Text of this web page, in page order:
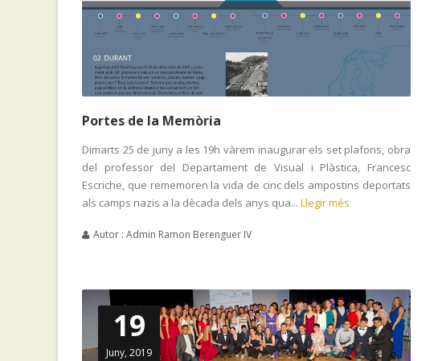
Portes de la Memòria
Dimarts 25 de juny a les 19h vàrem inaugurar els set plafons, obra
del professor del Departament de Visual i Plàstica, Francesc
Escriche, que rememoren la vida de cinc dels ampostins deportats
als camps nazis a la dècada dels anys qua... Llegir més
Autor : Admin Ramon Berenguer IV
19
Juny, 2019